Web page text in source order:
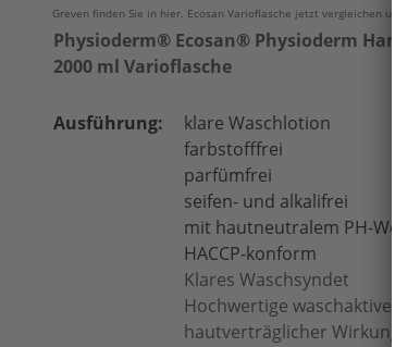
Greven finden Sie in hier. Ecosan Varioflasche jetzt vergleichen
Physioderm® Ecosan® Physioderm
2000 ml Varioflasche
Ausführung:
klare Waschlotion
farbstofffrei
parfümfrei
seifen- und alkalifrei
mit hautneutralem PH-
HACCP-konform
Klares Waschsyndet
Hochwertige
hautverträglicher Wirkung.